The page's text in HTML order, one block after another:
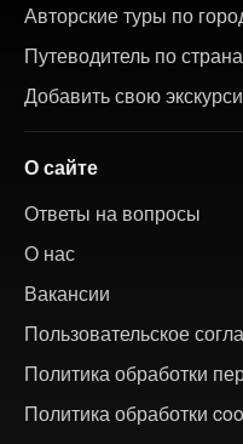
Авторские туры по
Путеводитель по
Добавить свою
О сайте
Ответы на вопросы
О нас
Вакансии
Пользовательское
Политика обработки
Политика обработки